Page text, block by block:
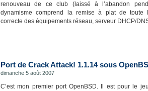
renouveau de ce club (laissé à l’abandon
dynamisme comprend la remise à plat de toute
correcte des équipements réseau, serveur DHCP/
Port de Crack Attack! 1.1.14 sous
dimanche 5 août 2007
C’est mon premier port OpenBSD. Il est pour le